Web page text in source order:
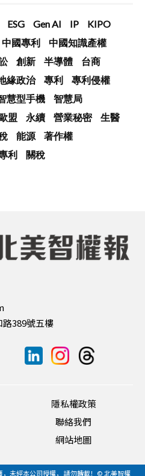
ESG Gen AI IP
KIPO
中國專利
中國知識產權
創新 半導體
台商
緣政治 專利
專利侵權
慧型手機
智慧局
盟 永續 營業秘密
生醫
能源
著作權
利 關稅
路389號五樓
隱私權政策
聯絡我們
網站地圖
未經本公司授權， 請勿轉載！© 北美智權